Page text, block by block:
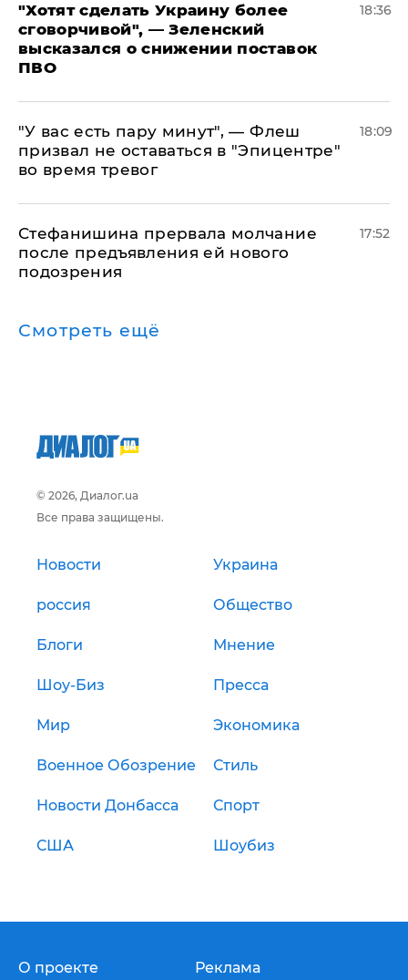
​"Хотят сделать Украину более
сговорчивой", — Зеленский
высказался о снижении поставок
ПВО
18:36
​"У вас есть пару минут", — Флеш
призвал не оставаться в "Эпицентре"
во время тревог
18:09
Стефанишина прервала молчание
после предъявления ей нового
подозрения
17:52
Смотреть ещё
© 2026, Диалог.ua
Все права защищены.
Новости Украина
россия Общество
Блоги Мнение
Шоу-Биз Пресса
Мир Экономика
Военное Обозрение Стиль
Новости Донбасса Спорт
США Шоубиз
О проекте Реклама